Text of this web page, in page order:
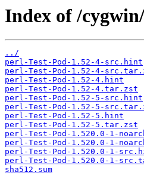
Index of /
../
perl-Test-Pod-1.52-4-src.hint
perl-Test-Pod-1.52-4-
perl-Test-Pod-1.52-4.hint
perl-Test-Pod-1.52-4.tar.zst
perl-Test-Pod-1.52-5-src.hint
perl-Test-Pod-1.52-5-
perl-Test-Pod-1.52-5.hint
perl-Test-Pod-1.52-5.tar.zst
perl-Test-Pod-1.520.0-1-
perl-Test-Pod-1.520.0-1-
perl-Test-Pod-1.520.0-1-
perl-Test-Pod-1.520.0-1-
sha512.sum